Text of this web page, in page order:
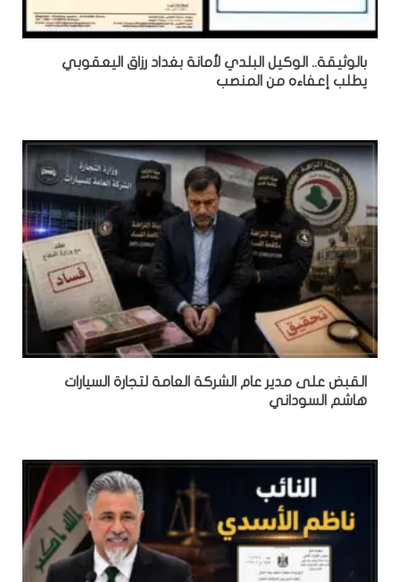
بالوثيقة.. الوكيل البلدي لأمانة بغداد رزاق اليعقوبي
يطلب إعفاءه من المنصب
القبض على مدير عام الشركة العامة لتجارة السيارات
هاشم السوداني